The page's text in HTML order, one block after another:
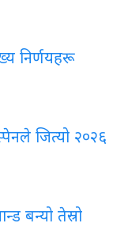
निर्णयहरू
जित्यो २०२६
बन्यो तेस्रो